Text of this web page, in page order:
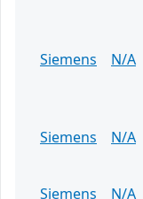
Siemens
N/A
Siemens
N/A
Siemens
N/A